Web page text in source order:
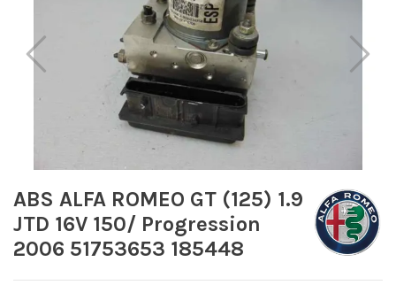
ABS ALFA ROMEO GT (125) 1.9
JTD 16V 150/ Progression
2006 51753653 185448